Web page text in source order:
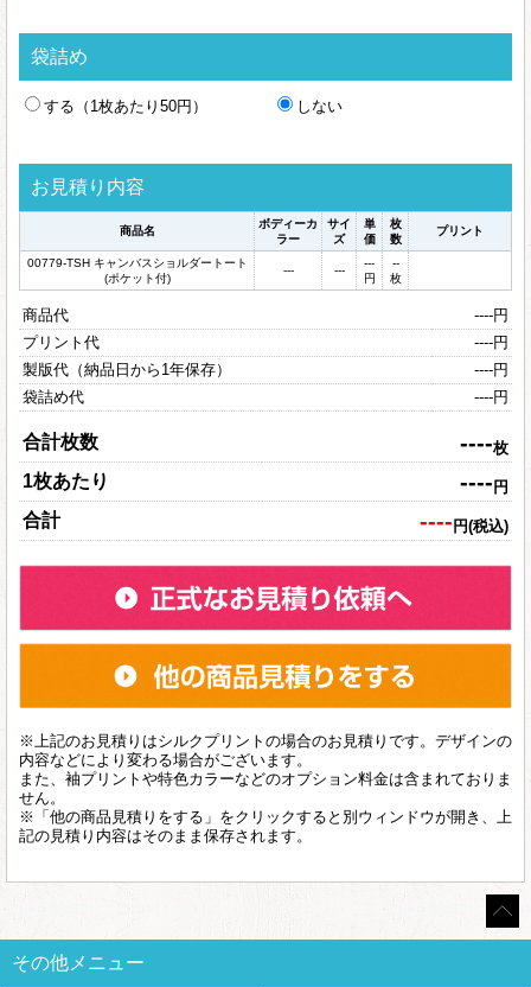
袋詰め
する（1枚あたり50円） しない
お見積り内容
商品名
ボディーカ
ラー
サイ
ズ
単
価
枚
数
プリント
00779-TSH キャンバスショルダートート
(ポケット付)
--- ---
---
円
--
枚
商品代 ----円
プリント代
----円
製版代（納品日から1年保存）
----円
袋詰め代
----円
合計枚数 ----枚
1枚あたり ---- 円
合計 ---- 円(税込)
※上記のお見積りはシルクプリントの場合のお見積りです。デザインの
内容などにより変わる場合がございます。
また、袖プリントや特色カラーなどのオプション料金は含まれておりま
せん。
※「他の商品見積りをする」をクリックすると別ウィンドウが開き、上
記の見積り内容はそのまま保存されます。
その他メニュー